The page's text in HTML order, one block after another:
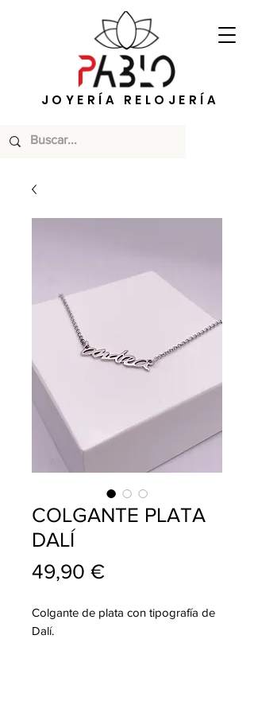
JOYERÍA RELOJERÍA
COLGANTE PLATA
DALÍ
49,90 €Precio
Colgante de plata con tipografía de
Dalí.